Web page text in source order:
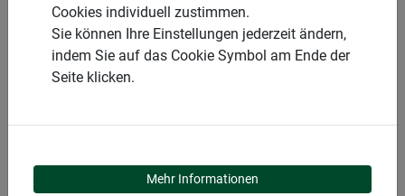
PRODUKTKATEGORIE
SONNENSCHUTZ
nicht nur effektiven Schutz vor der Sonne, sondern hält
Cookies individuell zustimmen.
Sie können Ihre Einstellungen jederzeit ändern,
indem Sie auf das Cookie Symbol am Ende der
Seite klicken.
Mehr Informationen